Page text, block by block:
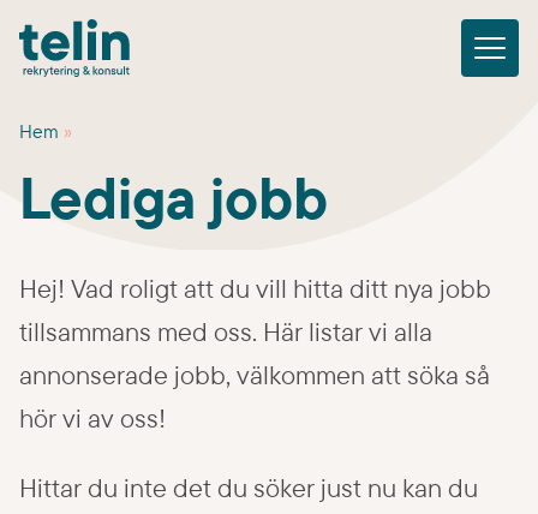
Karriär
Referenscase
Om oss
Skapa profil
Hem »
Lediga jobb
Hej! Vad roligt att du vill hitta ditt nya jobb
tillsammans med oss. Här listar vi alla
annonserade jobb, välkommen att söka så
hör vi av oss!
Hittar du inte det du söker just nu kan du